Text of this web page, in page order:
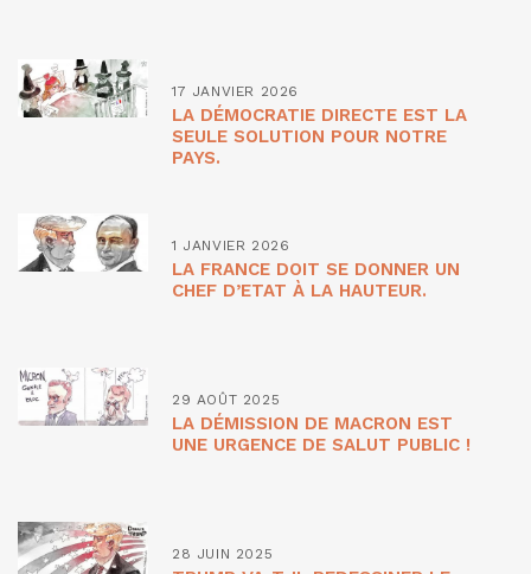
17 JANVIER 2026
LA DÉMOCRATIE DIRECTE EST LA
SEULE SOLUTION POUR NOTRE
PAYS.
1 JANVIER 2026
LA FRANCE DOIT SE DONNER UN
CHEF D’ETAT À LA HAUTEUR.
29 AOÛT 2025
LA DÉMISSION DE MACRON EST
UNE URGENCE DE SALUT PUBLIC !
28 JUIN 2025